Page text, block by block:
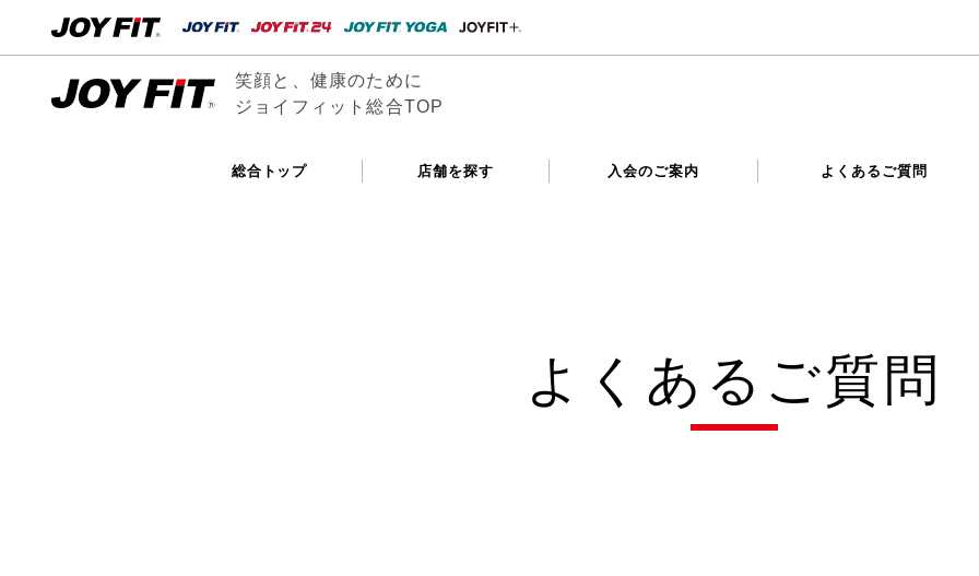
笑顔と、健康のために
ジョイフィット総合TOP
総合トップ 店舗を探す 入会のご案内 よくあるご質問
よくあるご質問